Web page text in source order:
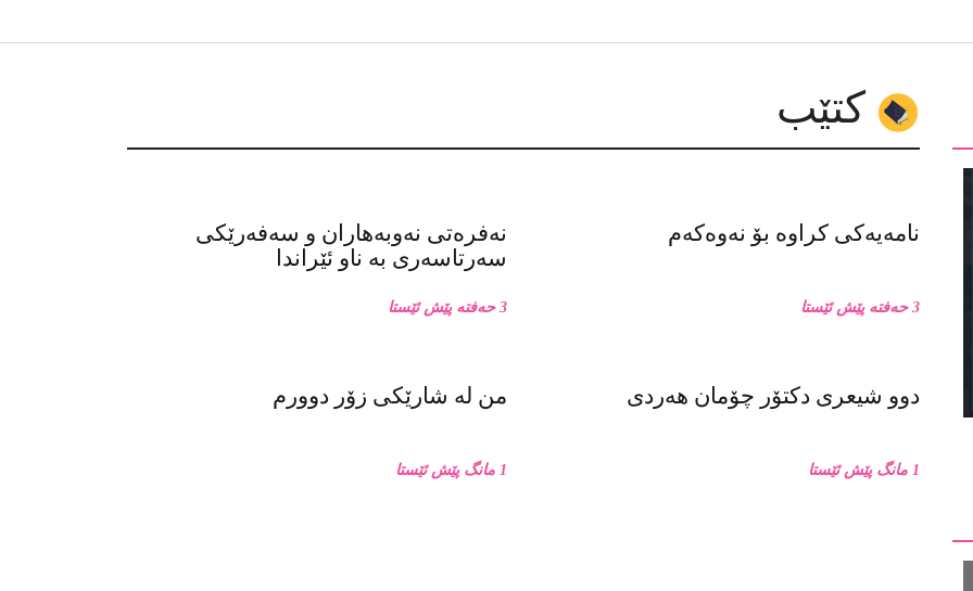
نەفرەتی نەوبەهاران و سەفەرێکی
سەرتاسەری بە ناو ئێراندا
3 حەفتە پێش ئێستا
نامەیەکی کراوە بۆ نەوەکەم
3 حەفتە پێش ئێستا
من له‌ شارێکی زۆر دوورم
1 مانگ پێش ئێستا
دوو شیعری دکتۆر چۆمان هەردی
1 مانگ پێش ئێستا